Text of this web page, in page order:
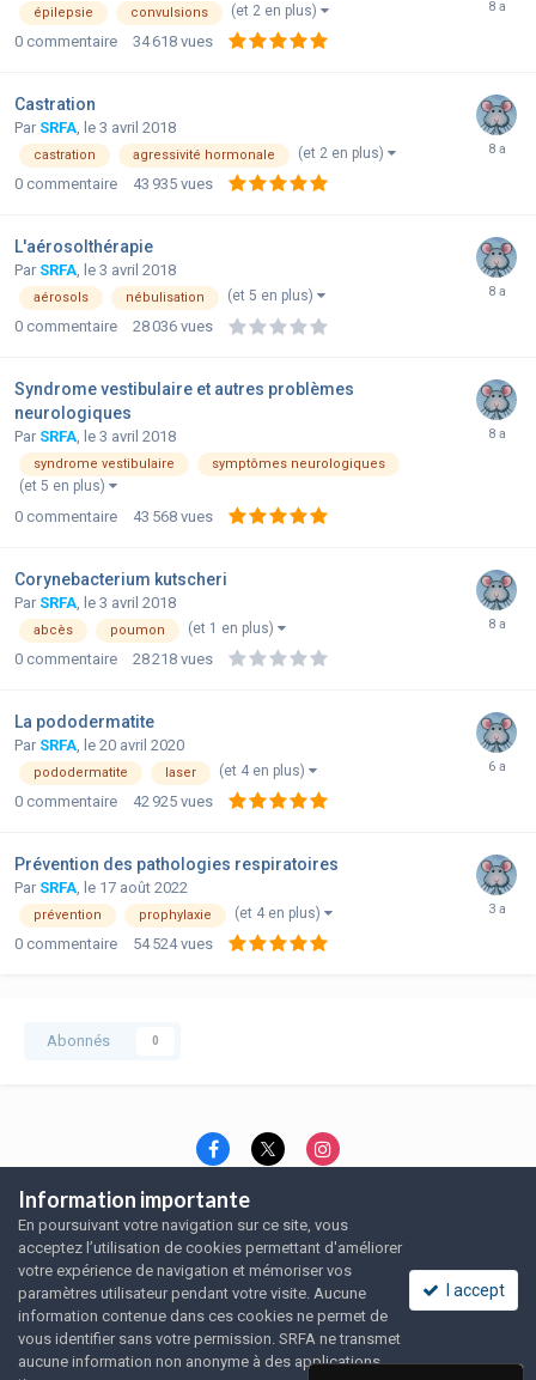
épilepsie convulsions (et 2 en plus)
0 commentaire 34 618 vues
Castration
Par SRFA le 3 avril 2018
castration agressivité hormonale (et 2 en plus)
0 commentaire 43 935 vues
L'aérosolthérapie
Par SRFA, le 3 avril 2018
aérosols nébulisation (et 5 en plus)
0 commentaire 28 036 vues
Syndrome vestibulaire et autres problèmes
neurologiques
Par SRFA, le 3 avril 2018
syndrome vestibulaire symptômes neurologiques
(et 5 en plus)
0 commentaire 43 568 vues
Corynebacterium kutscheri
Par SRFA le 3 avril 2018
abcès poumon (et 1 en plus)
0 commentaire 28 218 vues
La pododermatite
Par SRFA le 20 avril 2020
pododermatite laser (et 4 en plus)
0 commentaire 42 925 vues
Prévention des pathologies respiratoires
Par SRFA le 17 août 2022
prévention prophylaxie (et 4 en plus)
0 commentaire 54 524 vues
Abonnés 0
Langue Thème
Politique de confidentialité
Nous contacter
Nous contacter
SRFA, l'association des amoureux du rat domestique
Powered by Invision Community
Information importante
En poursuivant votre navigation sur ce site, vous
acceptez l’utilisation de cookies permettant d'améliorer
votre expérience de navigation et mémoriser vos
paramètres utilisateur pendant votre visite. Aucune
information contenue dans ces cookies ne permet de
vous identifier sans votre permission. SRFA ne transmet
aucune information non anonyme à des applications
I accept